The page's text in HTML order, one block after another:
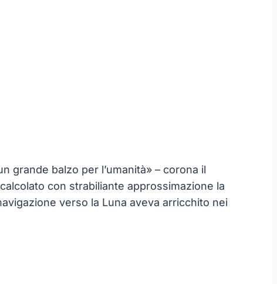
grande balzo per l’umanità» – corona il
con strabiliante approssimazione la
verso la Luna aveva arricchito nei